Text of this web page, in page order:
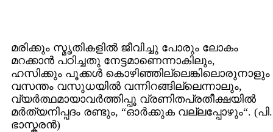
മരിക്കും സ്മൃതികളില്‍ ജീവിച്ചു പോരും ലോകം
മറക്കാന്‍ പഠിച്ചതു നേട്ടമാണെന്നാകിലും,
ഹസിക്കും പൂക്കള്‍ കൊഴിഞ്ഞില്ലെങ്കിലൊരുനാളും
വസന്തം വസുധയില്‍ വന്നിറങ്ങില്ലെന്നാലും,
വ്യര്‍ത്ഥമായാവര്‍ത്തിപ്പൂ‍ വ്രണിതപ്രതീക്ഷയില്‍
മര്‍ത്യനിപ്പദം രണ്ടും, “ഓര്‍ക്കുക വല്ലപ്പോഴും“. (പി.
ഭാസ്കരന്‍)